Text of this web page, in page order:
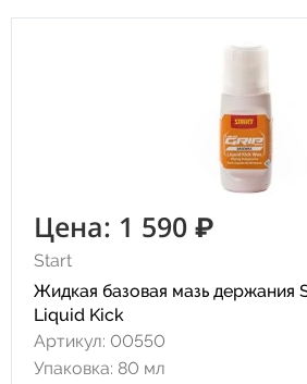
Цена: 1 590 ₽
Start
Жидкая базовая мазь держания
Liquid Kick
Артикул: 00550
Упаковка: 80 мл